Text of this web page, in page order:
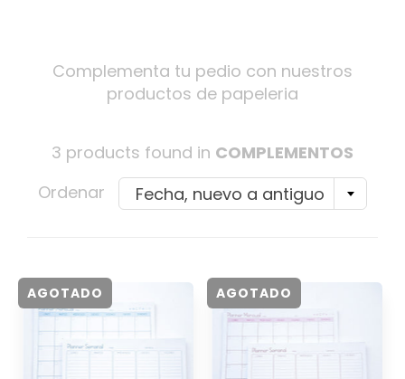
Complementa tu pedio con nuestros
productos de papeleria
3 products found in COMPLEMENTOS
Ordenar
Fecha, nuevo a antiguo
AGOTADO AGOTADO